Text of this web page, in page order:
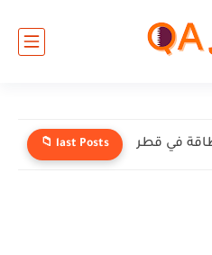
📁 last Posts